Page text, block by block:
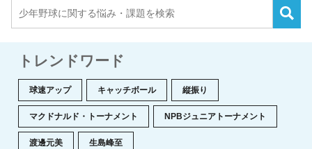
トレンドワード
球速アップ キャッチボール 縦振り
マクドナルド・トーナメント NPBジュニアトーナメント
渡邊元美 生島峰至